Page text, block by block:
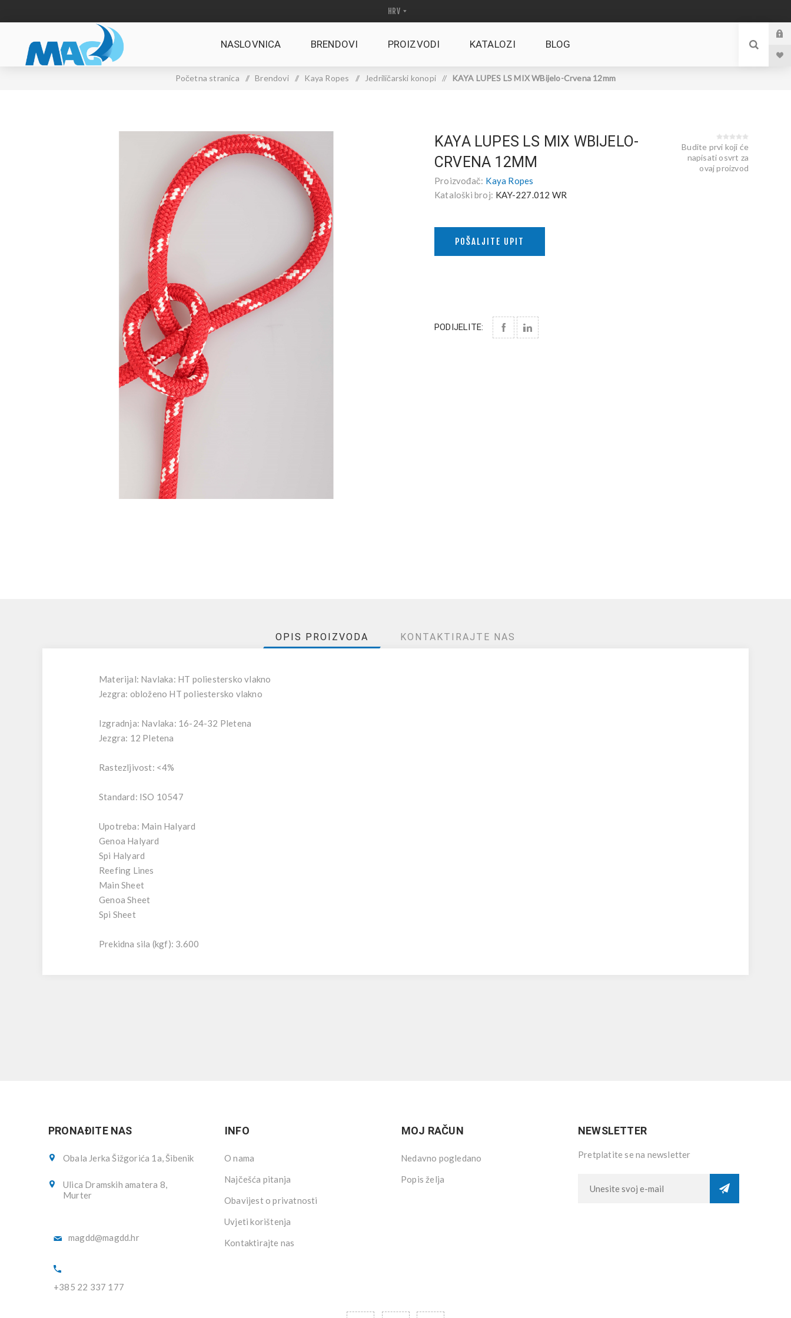
NASLOVNICA BRENDOVI PROIZVODI KATALOZI BLOG
Početna stranica / Brendovi / Kaya Ropes / Jedriličarski konopi / KAYA LUPES LS MIX WBijelo-Crvena 12mm
KAYA LUPES LS MIX WBIJELO-
CRVENA 12MM
Proizvođač: Kaya Ropes
Kataloški broj: KAY-227.012 WR
Budite prvi koji će
napisati osvrt za
ovaj proizvod
POŠALJITE UPIT
PODIJELITE:
OPIS PROIZVODA KONTAKTIRAJTE NAS
Materijal: Navlaka: HT poliestersko vlakno
Jezgra: obloženo HT poliestersko vlakno
Izgradnja: Navlaka: 16-24-32 Pletena
Jezgra: 12 Pletena
Rastezljivost: <4%
Standard: ISO 10547
Upotreba: Main Halyard
Genoa Halyard
Spi Halyard
Reefing Lines
Main Sheet
Genoa Sheet
Spi Sheet
Prekidna sila (kgf): 3.600
PRONAĐITE NAS
Obala Jerka Šižgorića 1a, Šibenik
Ulica Dramskih amatera 8,
Murter
magdd@magdd.hr
+385 22 337 177
INFO
O nama
Najčešća pitanja
Obavijest o privatnosti
Uvjeti korištenja
Kontaktirajte nas
MOJ RAČUN
Nedavno pogledano
Popis želja
NEWSLETTER
Pretplatite se na newsletter